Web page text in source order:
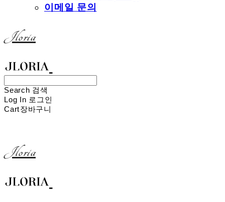
이메일 문의
Jloria
Search 검색
Log In 로그인
Cart장바구니
Jloria